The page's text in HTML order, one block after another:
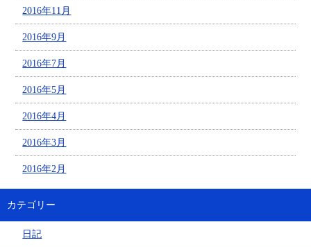
2016年11月
2016年9月
2016年7月
2016年5月
2016年4月
2016年3月
2016年2月
カテゴリー
日記